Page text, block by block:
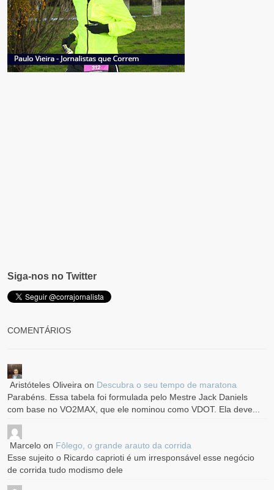
Siga-nos no Twitter
COMENTÁRIOS
Aristóteles Oliveira on Descubra o seu tempo de maratona
Parabéns. Essa tabela foi formulada pelo Mestre Jack Daniels
com base no VO2MAX, que ele nominou como VDOT. Ela deve...
Marcelo on Fôlego, o grande arauto da corrida
Esse sujeito o Ricardo caprioti é um irresponsável esse negócio
de corrida tudo modismo dele